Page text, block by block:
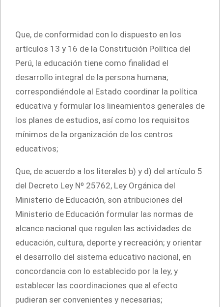
Que, de conformidad con lo dispuesto en los
artículos 13 y 16 de la Constitución Política del
Perú, la educación tiene como finalidad el
desarrollo integral de la persona humana;
correspondiéndole al Estado coordinar la política
educativa y formular los lineamientos generales de
los planes de estudios, así como los requisitos
mínimos de la organización de los centros
educativos;
Que, de acuerdo a los literales b) y d) del artículo 5
del Decreto Ley Nº 25762, Ley Orgánica del
Ministerio de Educación, son atribuciones del
Ministerio de Educación formular las normas de
alcance nacional que regulen las actividades de
educación, cultura, deporte y recreación; y orientar
el desarrollo del sistema educativo nacional, en
concordancia con lo establecido por la ley, y
establecer las coordinaciones que al efecto
pudieran ser convenientes y necesarias;